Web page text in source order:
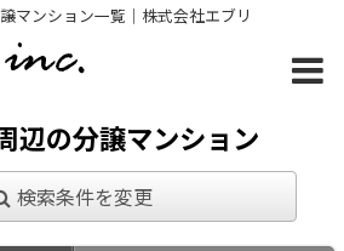
マンション一覧｜株式会社エブリ
辺の分譲マンション
検索条件を変更